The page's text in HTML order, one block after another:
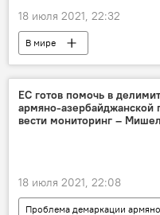
18 июля 2021, 22:32
В мире
ЕС готов помочь в
армяно-азербайджанской
вести мониторинг –
18 июля 2021, 22:08